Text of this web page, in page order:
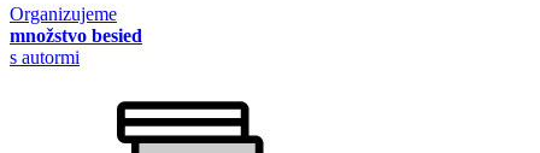
Organizujeme
množstvo besied
s autormi